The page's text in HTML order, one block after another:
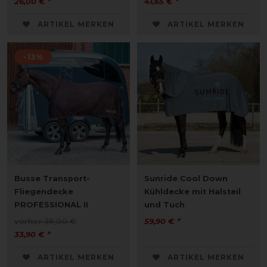
ARTIKEL MERKEN ARTIKEL MERKEN
-13%
Busse Transport-
Fliegendecke
PROFESSIONAL II
vorher 39,00 €
33,90 € *
ARTIKEL MERKEN
Sunride Cool Down
Kühldecke mit Halsteil
und Tuch
59,90 € *
ARTIKEL MERKEN